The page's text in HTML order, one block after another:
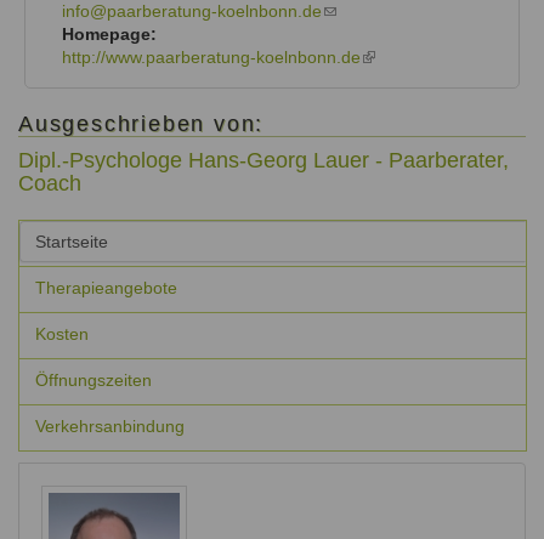
info@paarberatung-koelnbonn.de(link
e-
Homepage:
http://www.paarberatung-koelnbonn.de(link
Ausgeschrieben von:
Dipl.-Psychologe Hans-Georg Lauer - Paarberater,
Coach
Vertikale
Reiter
Startseite
(aktiver
Reiter)
Therapieangebote
Kosten
Öffnungszeiten
Verkehrsanbindung